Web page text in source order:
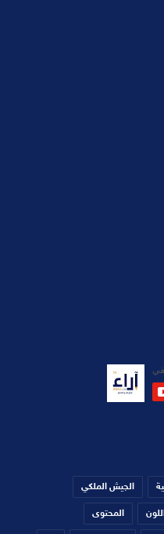
الجيش الملكي
المحتوى